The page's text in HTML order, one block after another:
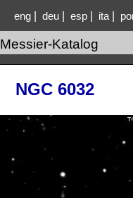
eng| deu| esp| ita|
Messier-Katalog
NGC 6032